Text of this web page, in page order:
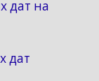
дат на
дат